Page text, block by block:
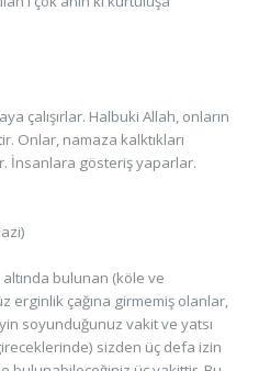
çalışırlar. Halbuki Allah, onların
Onlar, namaza kalktıkları
İnsanlara gösteriş yaparlar.
bulunan (köle ve
erginlik çağına girmemiş olanlar,
soyunduğunuz vakit ve yatsı
sizden üç defa izin